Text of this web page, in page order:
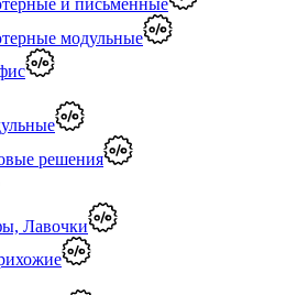
и письменные
модульные
решения
Лавочки